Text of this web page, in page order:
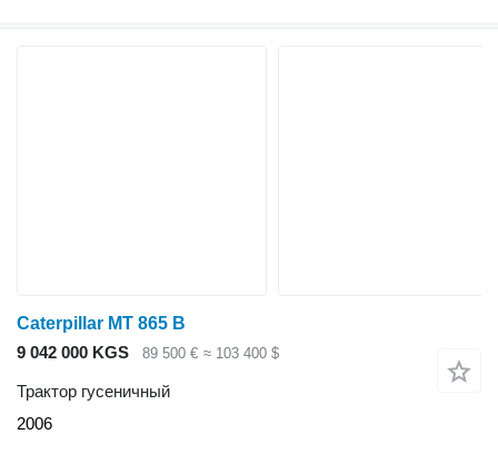
Caterpillar MT 865 B
9 042 000 KGS
89 500 € ≈ 103 400 $
Трактор гусеничный
2006